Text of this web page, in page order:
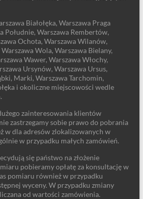
Białołęka, Warszawa Praga
Południe, Warszawa Rembertów,
Ochota, Warszawa Wilanów,
Wola, Warszawa Bielany,
Wawer, Warszawa Włochy,
Ursynów, Warszawa Ursus,
Marki, Warszawa Tarchomin,
i okoliczne miejscowości wedle
zainteresowania klientów
zastrzegamy sobie prawo do pobrania
w dla adresów zlokalizowanych w
w przypadku małych zamówień.
się państwo na złożenie
pobieramy opłatę za konsultację w
pomiaru również w przypadku
wyceny. W przypadku zmiany
od wartości zamówienia.